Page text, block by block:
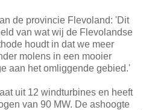
de provincie Flevoland: 'Dit
van wat wij de Flevolandse
houdt in dat we meer
molens in een mooier
aan het omliggende gebied.'
uit 12 windturbines en heeft
van 90 MW. De ashoogte